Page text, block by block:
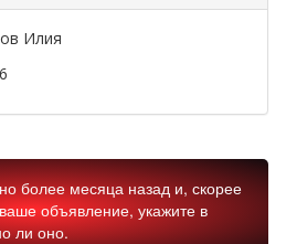
Илия
более месяца назад и, скорее
объявление, укажите в
ли оно.